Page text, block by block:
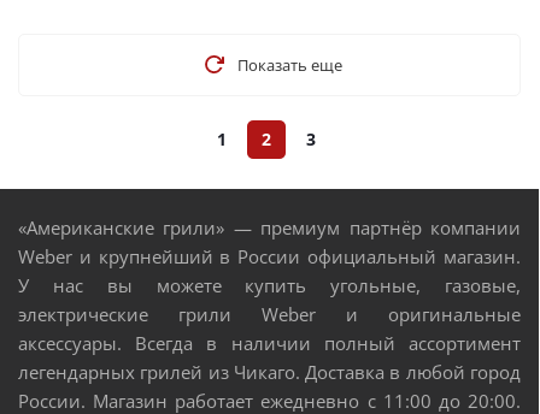
Показать еще
1 2 3
«Американские грили» — премиум партнёр компании
Weber и крупнейший в России официальный магазин.
У нас вы можете купить угольные, газовые,
электрические грили Weber и оригинальные
аксессуары. Всегда в наличии полный ассортимент
легендарных грилей из Чикаго. Доставка в любой город
России. Магазин работает ежедневно с 11:00 до 20:00.